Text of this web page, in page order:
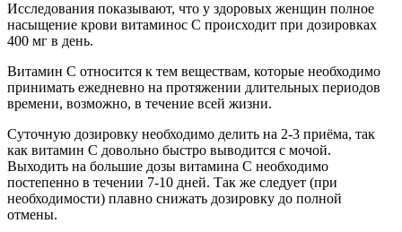
Исследования показывают, что у здоровых женщин полное
насыщение крови витаминос С происходит при дозировках
400 мг в день.
Витамин С относится к тем веществам, которые необходимо
принимать ежедневно на протяжении длительных периодов
времени, возможно, в течение всей жизни.
Суточную дозировку необходимо делить на 2-3 приёма, так
как витамин С довольно быстро выводится с мочой.
Выходить на большие дозы витамина С необходимо
постепенно в течении 7-10 дней. Так же следует (при
необходимости) плавно снижать дозировку до полной
отмены.